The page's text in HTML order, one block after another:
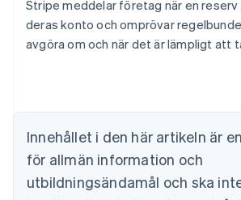
Stripe meddelar företag när en reserv
deras konto och omprövar
avgöra om och när det är lämpligt att
Innehållet i den här artikeln är
för allmän information och
utbildningsändamål och ska
Australien
English
PortuguêsEnglish
Bulgarien
English
Cypern
English
Danmark